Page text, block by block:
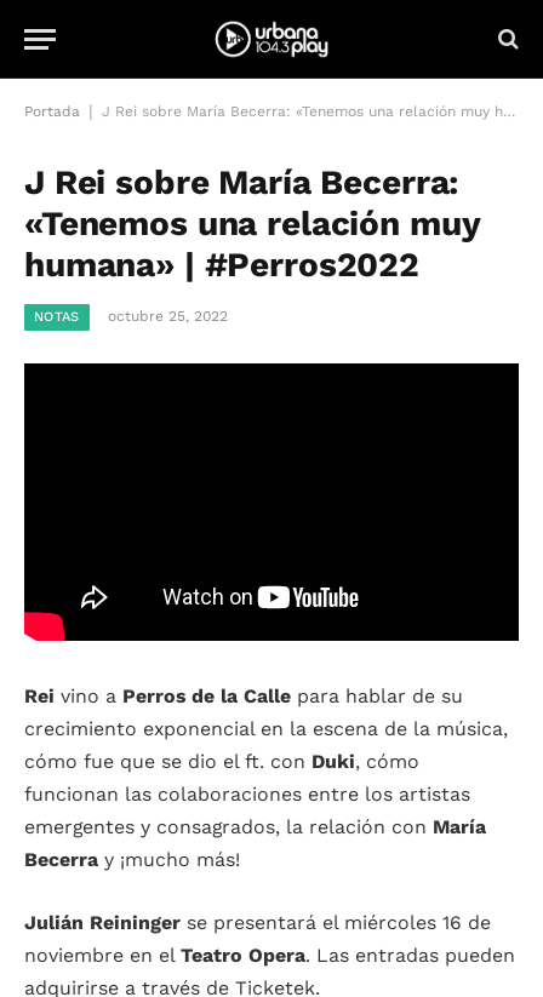
Portada J Rei sobre María Becerra: «Tenemos una relación muy humana» | #Perros2022
J Rei sobre María Becerra:
«Tenemos una relación muy
humana» | #Perros2022
NOTAS octubre 25, 2022
Rei vino a Perros de la Calle para hablar de su
crecimiento exponencial en la escena de la música,
cómo fue que se dio el ft. con Duki, cómo
funcionan las colaboraciones entre los artistas
emergentes y consagrados, la relación con María
Becerra y ¡mucho más!
Julián Reininger se presentará el miércoles 16 de
noviembre en el Teatro Opera. Las entradas pueden
adquirirse a través de Ticketek.